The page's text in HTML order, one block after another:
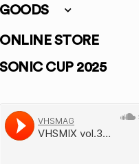
GOODS
ONLINE STORE
SONIC CUP 2025